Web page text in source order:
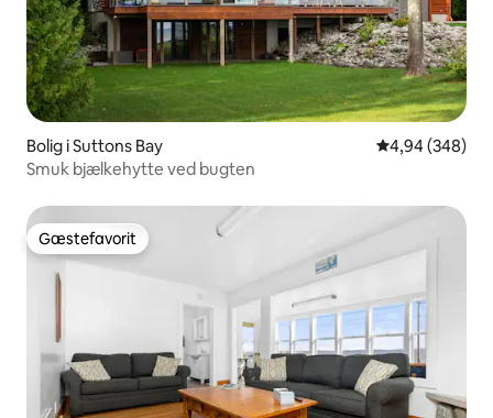
Bolig i Suttons Bay 4,94 ud af 5 i
4,94 (348)
Smuk bjælkehytte ved bugten
Gæstefavorit
Gæstefavorit